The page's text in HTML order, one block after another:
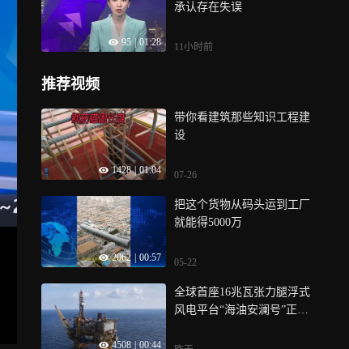
95 | 01:28
承认存在失误
11小时前
推荐视频
1428 | 01:04
带你看建筑那些知识工程建
设
07-26
2062 00:57
把这个货物从码头运到工厂
就能得5000万
05-22
4508 | 00:44
全球首座16兆瓦张力腿浮式
风电平台“海油安澜号”正式